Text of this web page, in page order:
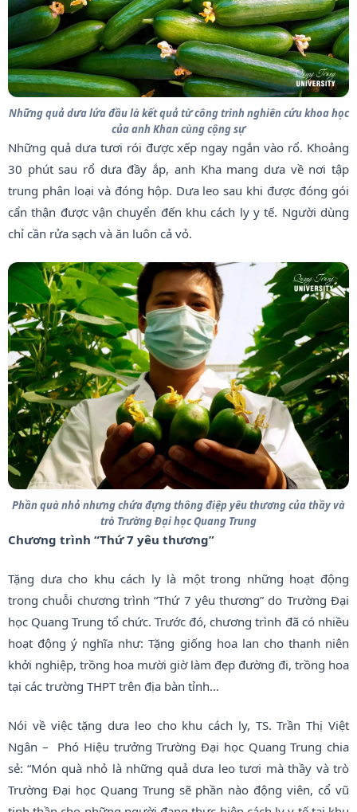
Những quả dưa lứa đầu là kết quả từ công trình nghiên cứu khoa học
của anh Khan cùng cộng sự
Những quả dưa tươi rói được xếp ngay ngắn vào rổ. Khoảng
30 phút sau rổ dưa đầy ắp, anh Kha mang dưa về nơi tập
trung phân loại và đóng hộp. Dưa leo sau khi được đóng gói
cẩn thận được vận chuyển đến khu cách ly y tế. Người dùng
chỉ cần rửa sạch và ăn luôn cả vỏ.
Phần quà nhỏ nhưng chứa đựng thông điệp yêu thương của thầy và
trò Trường Đại học Quang Trung
Chương trình “Thứ 7 yêu thương”
Tặng dưa cho khu cách ly là một trong những hoạt động
trong chuỗi chương trình “Thứ 7 yêu thương” do Trường Đại
học Quang Trung tổ chức. Trước đó, chương trình đã có nhiều
hoạt động ý nghĩa như: Tặng giống hoa lan cho thanh niên
khởi nghiệp, trồng hoa mười giờ làm đẹp đường đi, trồng hoa
tại các trường THPT trên địa bàn tỉnh…
Nói về việc tặng dưa leo cho khu cách ly, TS. Trần Thị Việt
Ngân – Phó Hiệu trưởng Trường Đại học Quang Trung chia
sẻ: “Món quà nhỏ là những quả dưa leo tươi mà thầy và trò
Trường Đại học Quang Trung sẽ phần nào động viên, cổ vũ